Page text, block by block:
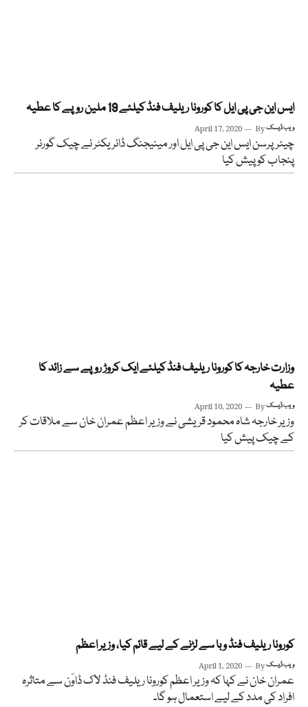
ایس این جی پی ایل کا کورونا ریلیف فنڈ کیلئے 19 ملین روپے کا عطیہ
April 17, 2020 Byویب ڈیسک
چیئرپرسن ایس این جی پی ایل اور مینیجنگ ڈائریکٹر نے چیک گورنر
پنجاب کو پیش کیا
وزارت خارجہ کا کورونا ریلیف فنڈ کیلئے ایک کروڑ روپے سے زائد کا
عطیہ
April 10, 2020 Byویب ڈیسک
وزیر خارجہ شاہ محمود قریشی نے وزیر اعظم عمران خان سے ملاقات کر
کے چیک پیش کیا
کورونا ریلیف فنڈ وبا سے لڑنے کے لیے قائم کیا، وزیر اعظم
April 1, 2020 Byویب ڈیسک
عمران خان نے کہا کہ وزیر اعظم کورونا ریلیف فنڈ لاک ڈاوَن سے متاثرہ
افراد کی مدد کے لیے استعمال ہو گا۔